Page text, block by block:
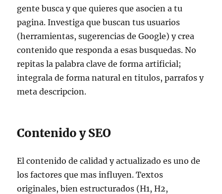
gente busca y que quieres que asocien a tu
pagina. Investiga que buscan tus usuarios
(herramientas, sugerencias de Google) y crea
contenido que responda a esas busquedas. No
repitas la palabra clave de forma artificial;
integrala de forma natural en titulos, parrafos y
meta descripcion.
Contenido y SEO
El contenido de calidad y actualizado es uno de
los factores que mas influyen. Textos
originales, bien estructurados (H1, H2,